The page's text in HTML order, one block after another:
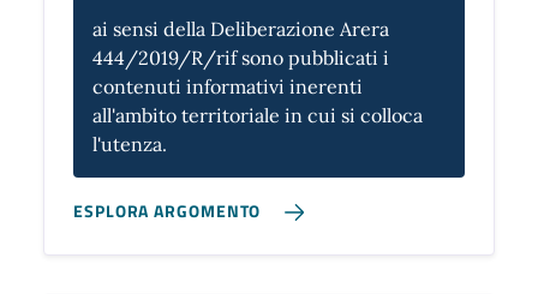
ai sensi della Deliberazione Arera
444/2019/R/rif sono pubblicati i
contenuti informativi inerenti
all'ambito territoriale in cui si colloca
l'utenza.
ESPLORA ARGOMENTO